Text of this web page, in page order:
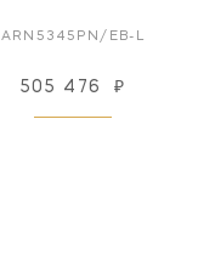
ARN5345PN/EB-L
505 476 ₽